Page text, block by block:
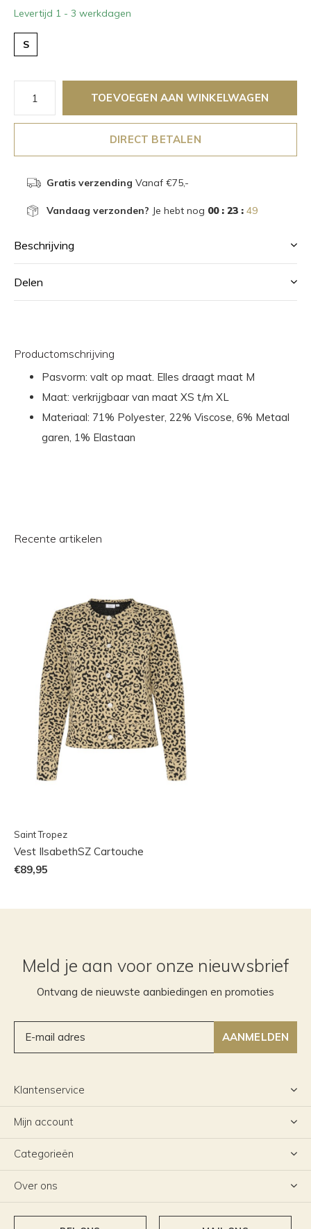
Levertijd 1 - 3 werkdagen
S
TOEVOEGEN AAN WINKELWAGEN
DIRECT BETALEN
Gratis verzending Vanaf €75,-
Vandaag verzonden? Je hebt nog 00 : 23 : 49
Beschrijving
Delen
Productomschrijving
Pasvorm: valt op maat. Elles draagt maat M
Maat: verkrijgbaar van maat XS t/m XL
Materiaal: 71% Polyester, 22% Viscose, 6% Metaal
garen, 1% Elastaan
Recente artikelen
Saint Tropez
Vest IlsabethSZ Cartouche
€89,95
Meld je aan voor onze nieuwsbrief
Ontvang de nieuwste aanbiedingen en promoties
AANMELDEN
Klantenservice
Mijn account
Categorieën
Over ons